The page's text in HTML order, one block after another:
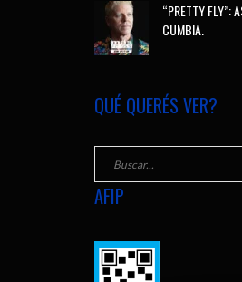
“PRETTY FLY”:
CUMBIA.
QUÉ QUERÉS VER?
AFIP